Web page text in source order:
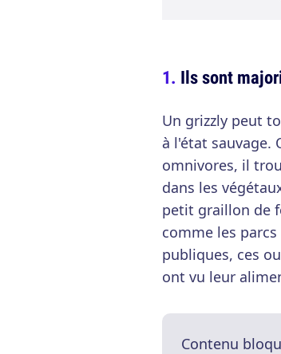
Ils sont
Un grizzly peut
à l'état sauvage.
omnivores, il
dans les
petit graillon de
comme les
publiques, ces
ont vu leur
Contenu